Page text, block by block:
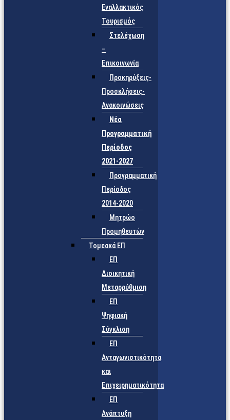
Εναλλακτικός
Τουρισμός
Στελέχωση
–
Επικοινωνία
Προκηρύξεις-
Προσκλήσεις-
Ανακοινώσεις
Νέα
Προγραμματική
Περίοδος
2021-2027
Προγραμματική
Περίοδος
2014-2020
Μητρώο
Προμηθευτών
Τομεακά ΕΠ
ΕΠ
Διοικητική
Μεταρρύθμιση
ΕΠ
Ψηφιακή
Σύγκλιση
ΕΠ
Ανταγωνιστικότητα
και
Επιχειρηματικότητα
ΕΠ
Ανάπτυξη